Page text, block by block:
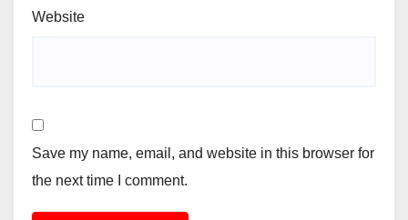
Website
Save my name, email, and website in this browser for
the next time I comment.